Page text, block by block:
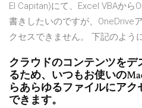
EI Capitan)にて、Excel VBAから
書きしたいのですが、OneDrive
クセスできません。 下記のよう
クラウドのコンテンツをデ
るため、いつもお使いの
らあらゆるファイルにア
できます。